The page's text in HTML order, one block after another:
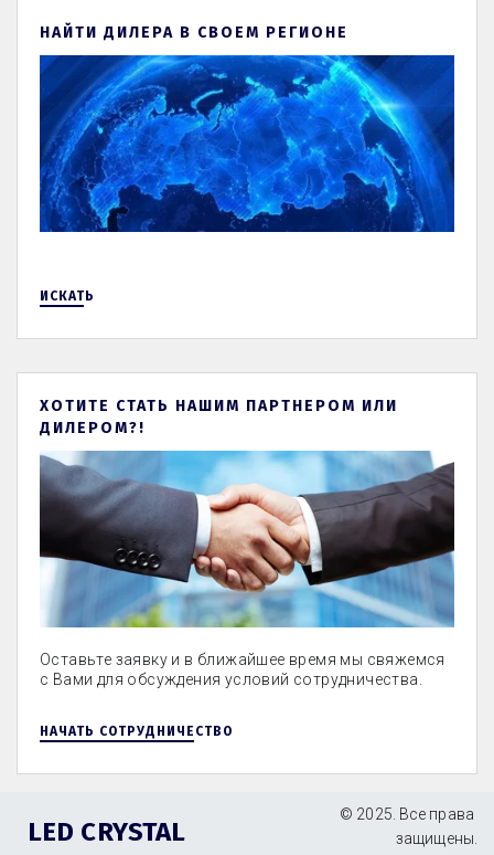
НАЙТИ ДИЛЕРА В СВОЕМ РЕГИОНЕ
ИСКАТЬ
ХОТИТЕ СТАТЬ НАШИМ ПАРТНЕРОМ ИЛИ
ДИЛЕРОМ?!
Оставьте заявку и в ближайшее время мы свяжемся
с Вами для обсуждения условий сотрудничества.
НАЧАТЬ СОТРУДНИЧЕСТВО
LED CRYSTAL
© 2025. Все права
защищены.